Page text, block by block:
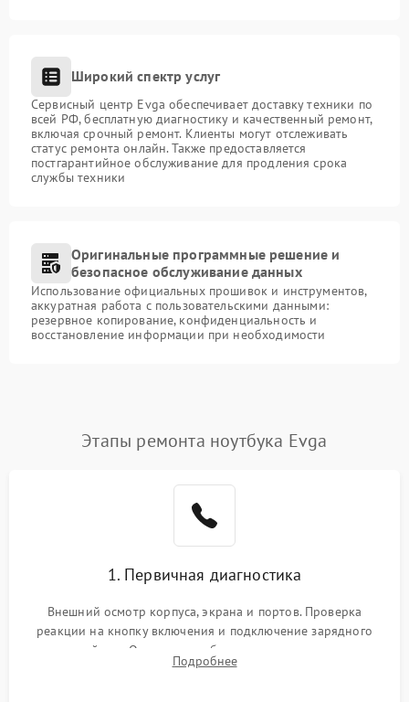
Широкий спектр услуг
Сервисный центр Evga обеспечивает доставку техники по
всей РФ, бесплатную диагностику и качественный ремонт,
включая срочный ремонт. Клиенты могут отслеживать
статус ремонта онлайн. Также предоставляется
постгарантийное обслуживание для продления срока
службы техники
Оригинальные программные решение и
безопасное обслуживание данных
Использование официальных прошивок и инструментов,
аккуратная работа с пользовательскими данными:
резервное копирование, конфиденциальность и
восстановление информации при необходимости
Этапы ремонта ноутбука Evga
1. Первичная диагностика
Внешний осмотр корпуса, экрана и портов. Проверка
реакции на кнопку включения и подключение зарядного
устройства. Оценка потребления тока с помощью
лабораторного блока питания для локализации проблемы.
Подробнее